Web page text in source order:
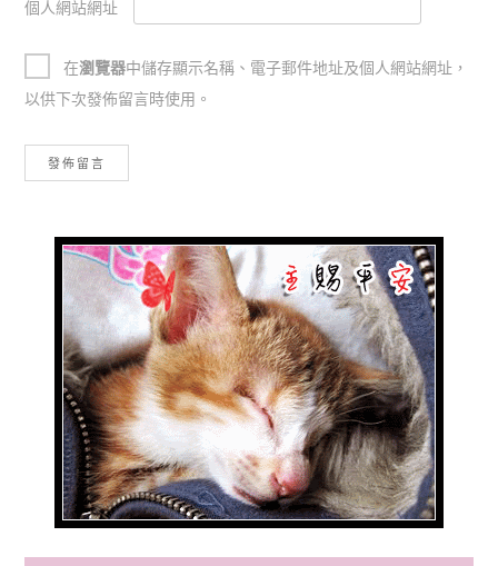
個人網站網址
在瀏覽器中儲存顯示名稱、電子郵件地址及個人網站網址，
以供下次發佈留言時使用。